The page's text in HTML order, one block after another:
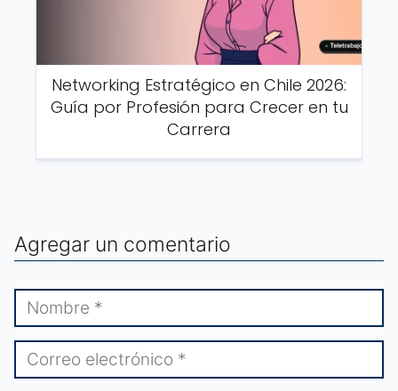
Networking Estratégico en Chile 2026:
Guía por Profesión para Crecer en tu
Carrera
Agregar un comentario